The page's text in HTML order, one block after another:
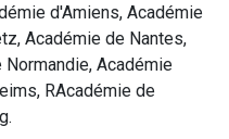
d'Amiens, Académie
Académie de Nantes,
Académie
RAcadémie de